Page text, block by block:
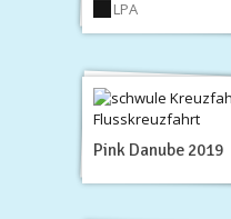
LPA
Pink Danube 2019